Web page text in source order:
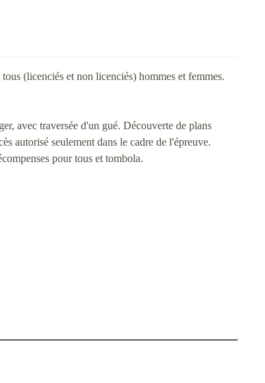
(licenciés et non licenciés) hommes et femmes.
avec traversée d'un gué. Découverte de plans
autorisé seulement dans le cadre de l'épreuve.
pour tous et tombola.